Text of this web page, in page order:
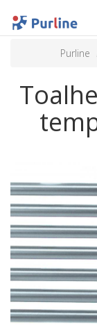
Purline